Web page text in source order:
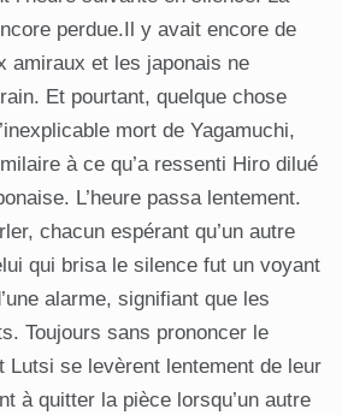
perdue.Il y avait encore de
amiraux et les japonais ne
Et pourtant, quelque chose
mort de Yagamuchi,
à ce qu’a ressenti Hiro dilué
L’heure passa lentement.
chacun espérant qu’un autre
qui brisa le silence fut un voyant
alarme, signifiant que les
Toujours sans prononcer le
Lutsi se levèrent lentement de leur
à quitter la pièce lorsqu’un autre